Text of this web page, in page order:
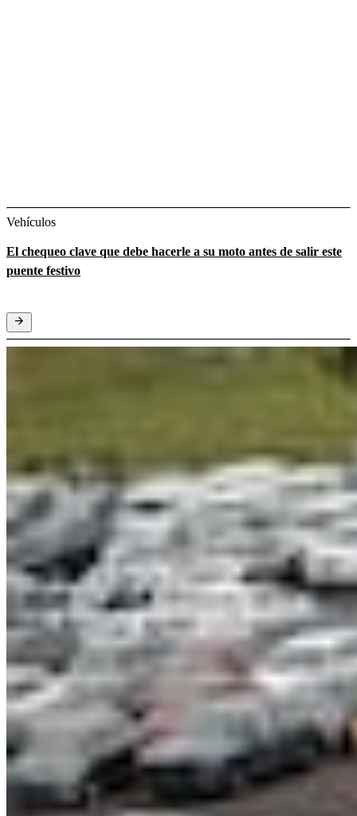
Vehículos
El chequeo clave que debe hacerle a su moto antes de salir este
puente festivo